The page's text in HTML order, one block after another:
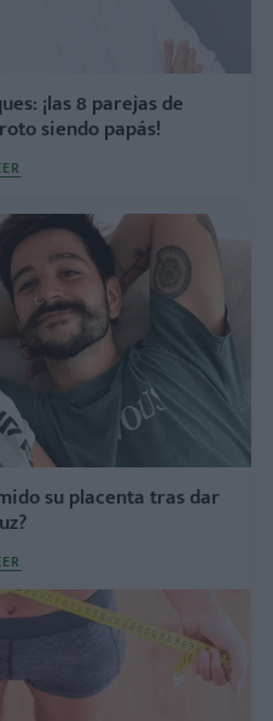
¡las 8 parejas de
siendo papás!
su placenta tras dar